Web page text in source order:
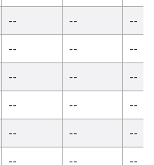
-- --
--
-- --
--
-- --
--
-- --
--
-- --
--
-- -- --